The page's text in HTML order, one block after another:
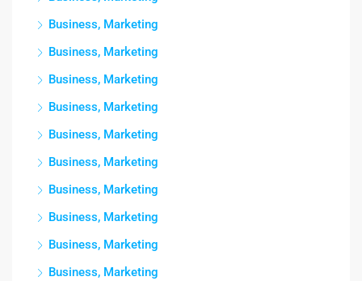
Business, Marketing
Business, Marketing
Business, Marketing
Business, Marketing
Business, Marketing
Business, Marketing
Business, Marketing
Business, Marketing
Business, Marketing
Business, Marketing